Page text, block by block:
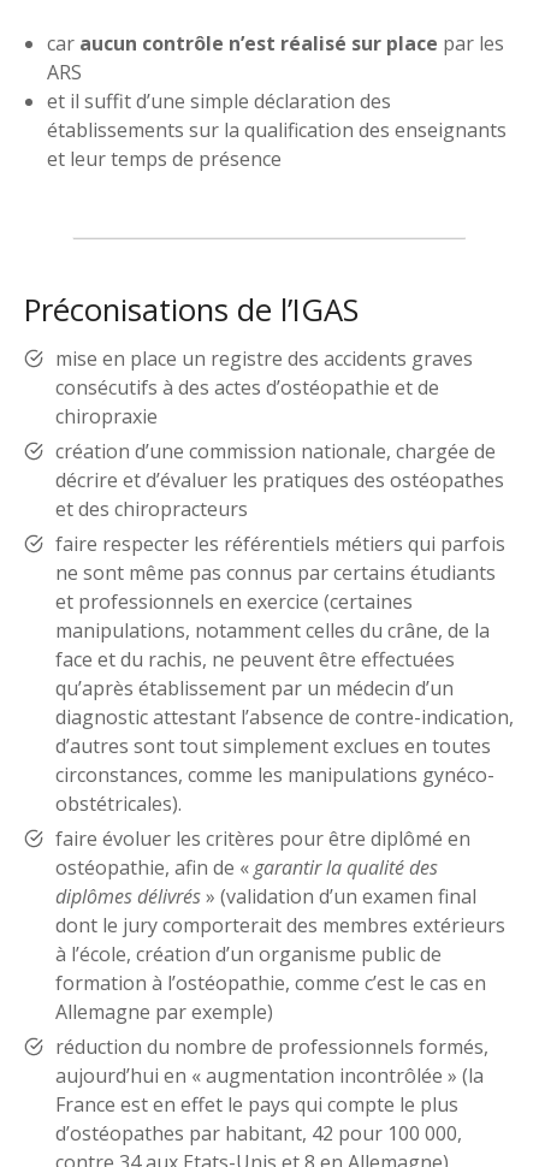
car aucun contrôle n’est réalisé sur place par les
ARS
et il suffit d’une simple déclaration des
établissements sur la qualification des enseignants
et leur temps de présence
Préconisations de l’IGAS
mise en place un registre des accidents graves
consécutifs à des actes d’ostéopathie et de
chiropraxie
création d’une commission nationale, chargée de
décrire et d’évaluer les pratiques des ostéopathes
et des chiropracteurs
faire respecter les référentiels métiers qui parfois
ne sont même pas connus par certains étudiants
et professionnels en exercice (certaines
manipulations, notamment celles du crâne, de la
face et du rachis, ne peuvent être effectuées
qu’après établissement par un médecin d’un
diagnostic attestant l’absence de contre-indication,
d’autres sont tout simplement exclues en toutes
circonstances, comme les manipulations gynéco-
obstétricales).
faire évoluer les critères pour être diplômé en
ostéopathie, afin de «garantir la qualité des
diplômes délivrés» (validation d’un examen final
dont le jury comporterait des membres extérieurs
à l’école, création d’un organisme public de
formation à l’ostéopathie, comme c’est le cas en
Allemagne par exemple)
réduction du nombre de professionnels formés,
aujourd’hui en « augmentation incontrôlée » (la
France est en effet le pays qui compte le plus
d’ostéopathes par habitant, 42 pour 100 000,